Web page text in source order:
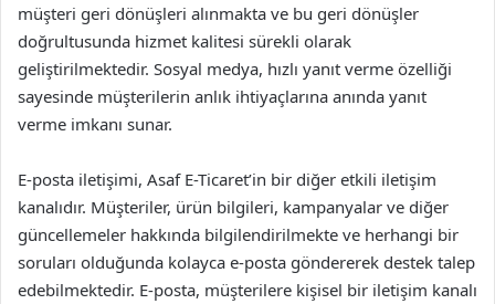
müşteri geri dönüşleri alınmakta ve bu geri dönüşler
doğrultusunda hizmet kalitesi sürekli olarak
geliştirilmektedir. Sosyal medya, hızlı yanıt verme özelliği
sayesinde müşterilerin anlık ihtiyaçlarına anında yanıt
verme imkanı sunar.
E-posta iletişimi, Asaf E-Ticaret’in bir diğer etkili iletişim
kanalıdır. Müşteriler, ürün bilgileri, kampanyalar ve diğer
güncellemeler hakkında bilgilendirilmekte ve herhangi bir
soruları olduğunda kolayca e-posta göndererek destek talep
edebilmektedir. E-posta, müşterilere kişisel bir iletişim kanalı